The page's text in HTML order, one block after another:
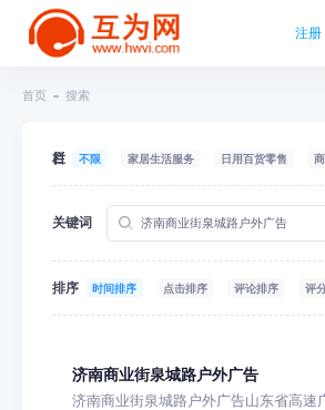
注册
首页 搜索
栏目 不限 家居生活服务 日用百货零售
关键词
排序 时间排序 点击排序 评论排序 评
济南商业街泉城路户外广告
济南商业街泉城路户外广告山东省高速